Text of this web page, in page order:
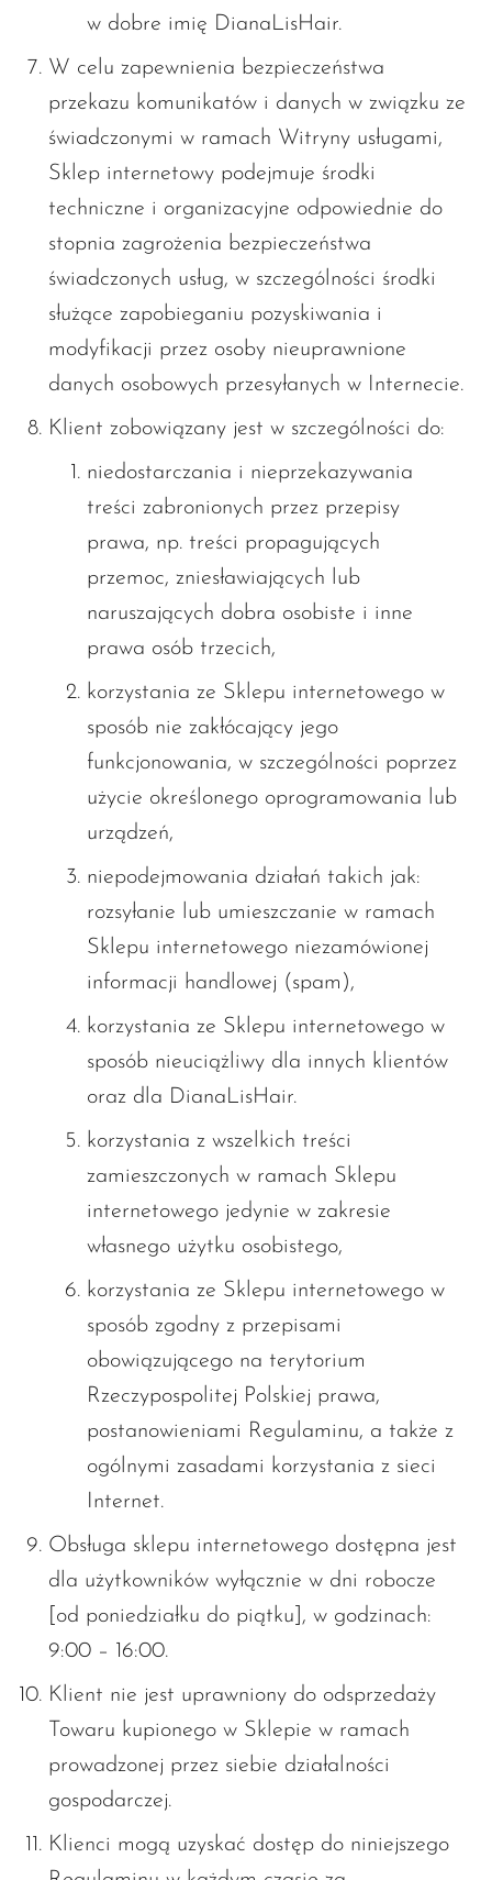
w dobre imię DianaLisHair.
W celu zapewnienia bezpieczeństwa
przekazu komunikatów i danych w związku ze
świadczonymi w ramach Witryny usługami,
Sklep internetowy podejmuje środki
techniczne i organizacyjne odpowiednie do
stopnia zagrożenia bezpieczeństwa
świadczonych usług, w szczególności środki
służące zapobieganiu pozyskiwania i
modyfikacji przez osoby nieuprawnione
danych osobowych przesyłanych w Internecie.
Klient zobowiązany jest w szczególności do:
niedostarczania i nieprzekazywania
treści zabronionych przez przepisy
prawa, np. treści propagujących
przemoc, zniesławiających lub
naruszających dobra osobiste i inne
prawa osób trzecich,
korzystania ze Sklepu internetowego w
sposób nie zakłócający jego
funkcjonowania, w szczególności poprzez
użycie określonego oprogramowania lub
urządzeń,
niepodejmowania działań takich jak:
rozsyłanie lub umieszczanie w ramach
Sklepu internetowego niezamówionej
informacji handlowej (spam),
korzystania ze Sklepu internetowego w
sposób nieuciążliwy dla innych klientów
oraz dla DianaLisHair.
korzystania z wszelkich treści
zamieszczonych w ramach Sklepu
internetowego jedynie w zakresie
własnego użytku osobistego,
korzystania ze Sklepu internetowego w
sposób zgodny z przepisami
obowiązującego na terytorium
Rzeczypospolitej Polskiej prawa,
postanowieniami Regulaminu, a także z
ogólnymi zasadami korzystania z sieci
Internet.
Obsługa sklepu internetowego dostępna jest
dla użytkowników wyłącznie w dni robocze
[od poniedziałku do piątku], w godzinach:
9:00 – 16:00.
Klient nie jest uprawniony do odsprzedaży
Towaru kupionego w Sklepie w ramach
prowadzonej przez siebie działalności
gospodarczej.
Klienci mogą uzyskać dostęp do niniejszego